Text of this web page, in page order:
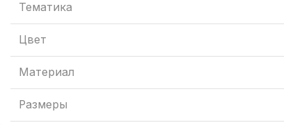
Тематика
Цвет
Материал
Размеры